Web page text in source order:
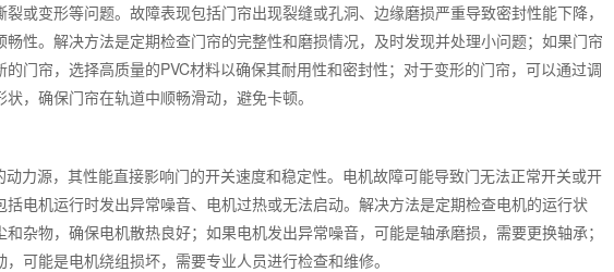
或变形等问题。故障表现包括门帘出现裂缝或孔洞、边缘磨损严重导致密封性能下降，
畅性。解决方法是定期检查门帘的完整性和磨损情况，及时发现并处理小问题；如果门帘
门帘，选择高质量的PVC材料以确保其耐用性和密封性；对于变形的门帘，可以通过调
，确保门帘在轨道中顺畅滑动，避免卡顿。
动力源，其性能直接影响门的开关速度和稳定性。电机故障可能导致门无法正常开关或开
括电机运行时发出异常噪音、电机过热或无法启动。解决方法是定期检查电机的运行状
杂物，确保电机散热良好；如果电机发出异常噪音，可能是轴承磨损，需要更换轴承；
可能是电机绕组损坏，需要专业人员进行检查和维修。